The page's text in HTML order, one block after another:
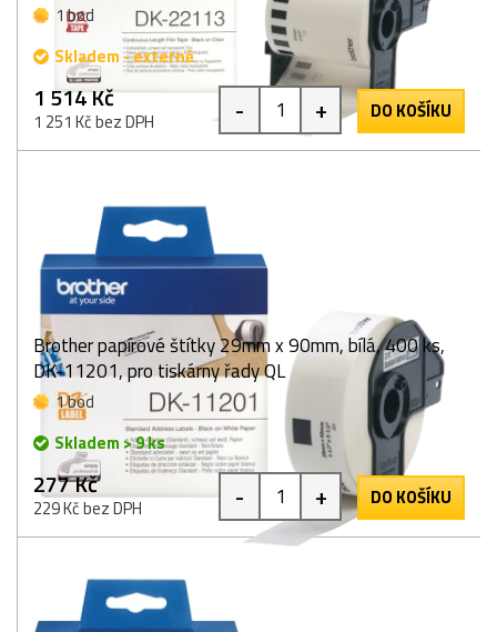
1 bod
Skladem - externě
1 514 Kč
1 251 Kč bez DPH - + DO KOŠÍKU
Brother papírové štítky 29mm x 90mm, bílá, 400 ks,
DK-11201, pro tiskárny řady QL
1 bod
Skladem > 9 ks
277 Kč
229 Kč bez DPH - + DO KOŠÍKU